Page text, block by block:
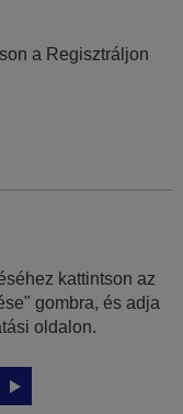
a Regisztráljon
kattintson az
gombra, és adja
oldalon.